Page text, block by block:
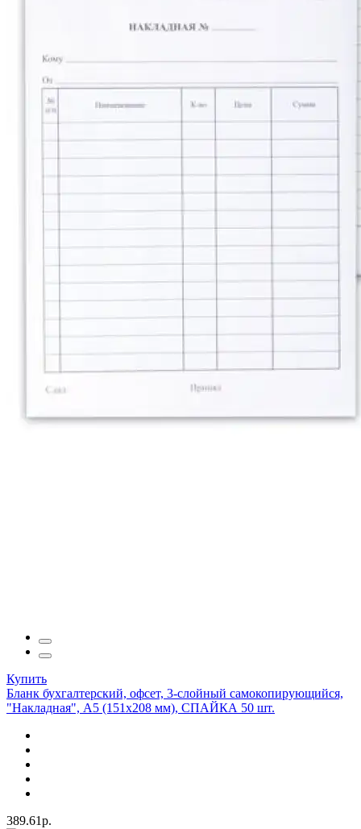
Купить
Бланк бухгалтерский, офсет, 3-слойный самокопирующийся,
"Накладная", А5 (151х208 мм), СПАЙКА 50 шт.
389.61р.